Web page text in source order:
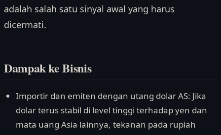
adalah salah satu sinyal awal yang harus
dicermati.
Dampak ke Bisnis
Importir dan emiten dengan utang dolar AS: Jika
dolar terus stabil di level tinggi terhadap yen dan
mata uang Asia lainnya, tekanan pada rupiah